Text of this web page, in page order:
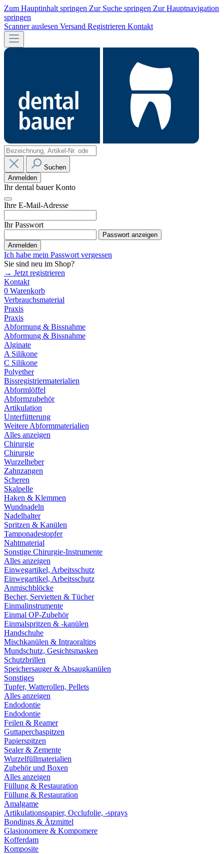
Zum Hauptinhalt springen Zur Suche springen Zur Hauptnavigation
springen
Scanner auslesen Versand Registrieren Kontakt
Suchen
Anmelden
Ihr dental bauer Konto
Ihre E-Mail-Adresse
Ihr Passwort
Passwort anzeigen
Anmelden
Ich habe mein Passwort vergessen
Sie sind neu im Shop?
→ Jetzt registrieren
Kontakt
0 Warenkorb
Verbrauchsmaterial
Praxis
Praxis
Abformung & Bissnahme
Abformung & Bissnahme
Alginate
A Silikone
C Silikone
Polyether
Bissregistriermaterialien
Abformlöffel
Abformzubehör
Artikulation
Unterfütterung
Weitere Abformmaterialien
Alles anzeigen
Chirurgie
Chirurgie
Wurzelheber
Zahnzangen
Scheren
Skalpelle
Haken & Klemmen
Wundnadeln
Nadelhalter
Spritzen & Kanülen
Tamponadestopfer
Nahtmaterial
Sonstige Chirurgie-Instrumente
Alles anzeigen
Einwegartikel, Arbeitsschutz
Einwegartikel, Arbeitsschutz
Anmischblöcke
Becher, Servietten & Tücher
Einmalinstrumente
Einmal OP-Zubehör
Einmalspritzen & -kanülen
Handschuhe
Mischkanülen & Intraoraltips
Mundschutz, Gesichtsmasken
Schutzbrillen
Speichersauger & Absaugkanülen
Sonstiges
Tupfer, Watterollen, Pellets
Alles anzeigen
Endodontie
Endodontie
Feilen & Reamer
Guttaperchaspitzen
Papierspitzen
Sealer & Zemente
Wurzelfüllmaterialien
Zubehör und Boxen
Alles anzeigen
Füllung & Restauration
Füllung & Restauration
Amalgame
Artikulationspapier, Occlufolie, -sprays
Bondings & Ätzmittel
Glasionomere & Kompomere
Kofferdam
Komposite